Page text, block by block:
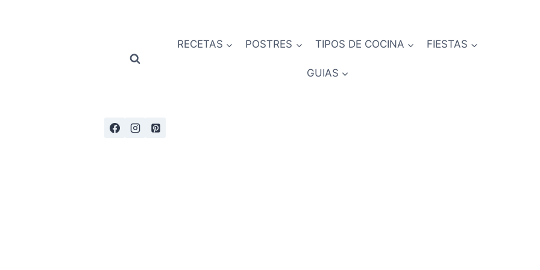
RECETAS POSTRES TIPOS DE COCINA FIESTAS
GUIAS